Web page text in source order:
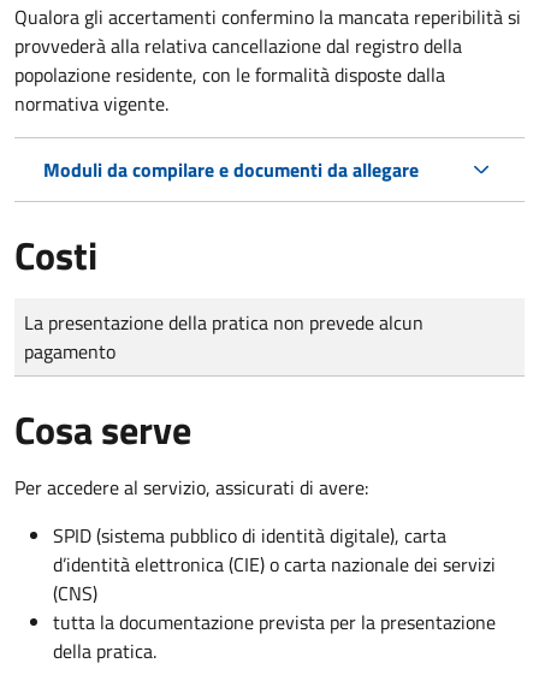
Qualora gli accertamenti confermino la mancata reperibilità si
provvederà alla relativa cancellazione dal registro della
popolazione residente, con le formalità disposte dalla
normativa vigente.
Moduli da compilare e documenti da allegare
Costi
Tipo di pagamento
Importo
La presentazione della pratica non prevede alcun
pagamento
Cosa serve
Per accedere al servizio, assicurati di avere:
SPID (sistema pubblico di identità digitale), carta
d’identità elettronica (CIE) o carta nazionale dei servizi
(CNS)
tutta la documentazione prevista per la presentazione
della pratica.